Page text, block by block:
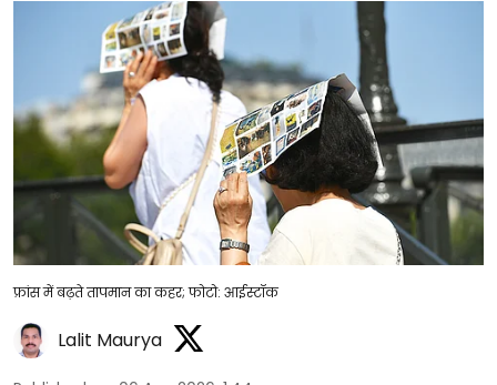
फ्रांस में बढ़ते तापमान का कहर; फोटो: आईस्टॉक
Lalit Maurya